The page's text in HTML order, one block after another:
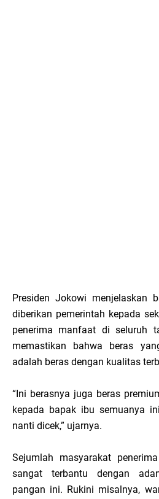
Presiden Jokowi menjelaskan
diberikan pemerintah kepada
penerima manfaat di seluruh
memastikan bahwa beras
adalah beras dengan kualitas
“Ini berasnya juga beras
kepada bapak ibu semuanya
nanti dicek,” ujarnya.
Sejumlah masyarakat
sangat terbantu dengan
pangan ini. Rukini misalnya,